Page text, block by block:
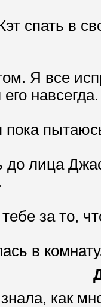
спать в
Я все
навсегда.
до лица
за то,
в
как